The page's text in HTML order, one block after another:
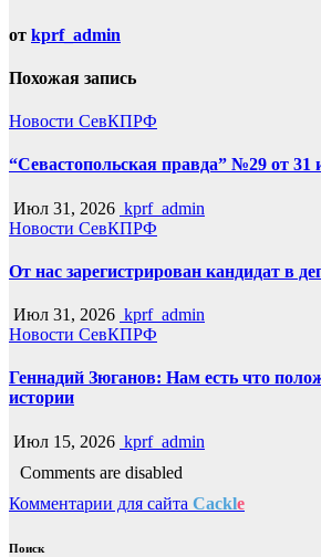
от kprf_admin
Похожая запись
Новости СевКПРФ
“Севастопольская правда” №29 от 31
Июл 31, 2026 kprf_admin
Новости СевКПРФ
От нас зарегистрирован кандидат в
Июл 31, 2026 kprf_admin
Новости СевКПРФ
Геннадий Зюганов: Нам есть что
истории
Июл 15, 2026 kprf_admin
Comments are disabled
Комментарии для сайта Cackle
Поиск